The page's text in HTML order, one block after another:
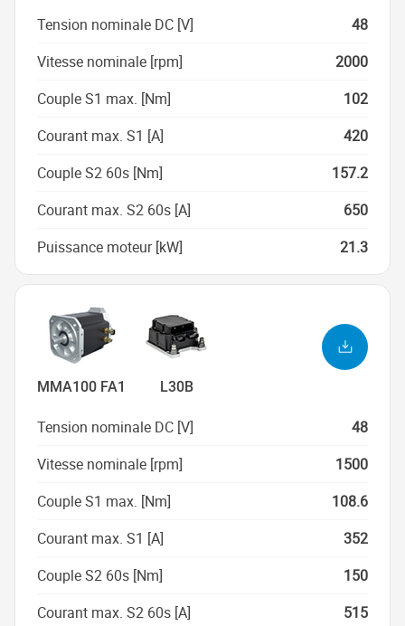
Tension nominale DC [V]
48
Vitesse nominale [rpm]
2000
Couple S1 max. [Nm]
102
Courant max. S1 [A]
420
Couple S2 60s [Nm]
157.2
Courant max. S2 60s [A]
650
Puissance moteur [kW]
21.3
MMA100 FA1 L30B
Tension nominale DC [V]
48
Vitesse nominale [rpm]
1500
Couple S1 max. [Nm]
108.6
Courant max. S1 [A]
352
Couple S2 60s [Nm]
150
Courant max. S2 60s [A]
515